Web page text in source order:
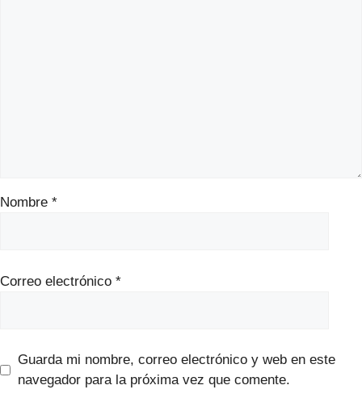
Nombre *
Correo electrónico *
Guarda mi nombre, correo electrónico y web en este
navegador para la próxima vez que comente.